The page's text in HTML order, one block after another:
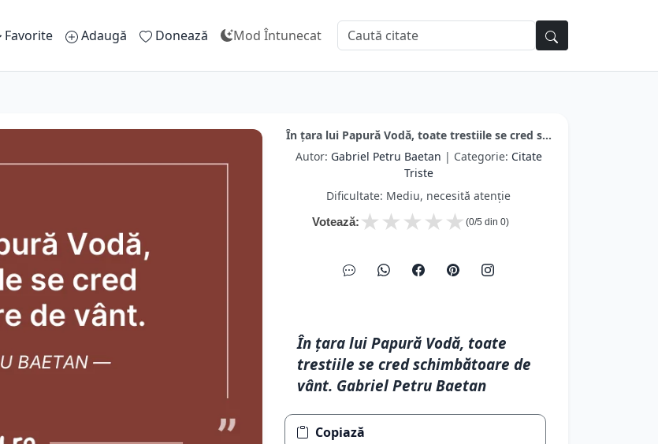
Favorite Adaugă Donează Mod Întunecat
În țara lui Papură Vodă, toate trestiile se cred s...
Autor: Gabriel Petru Baetan | Categorie: Citate
Triste
Dificultate: Mediu, necesită atenție
Votează: ★
★
★
★
★ (0/5 din 0)
În țara lui Papură Vodă, toate
trestiile se cred schimbătoare de
vânt. Gabriel Petru Baetan
Copiază